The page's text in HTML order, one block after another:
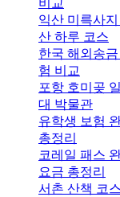
익산 미륵사
산 하루 코스
한국 해외송
험 비교
포항 호미곶
대 박물관
유학생 보험
총정리
코레일 패스
요금 총정리
서촌 산책 코